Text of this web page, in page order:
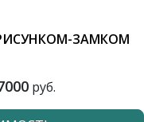
ЗАМКОМ
руб.